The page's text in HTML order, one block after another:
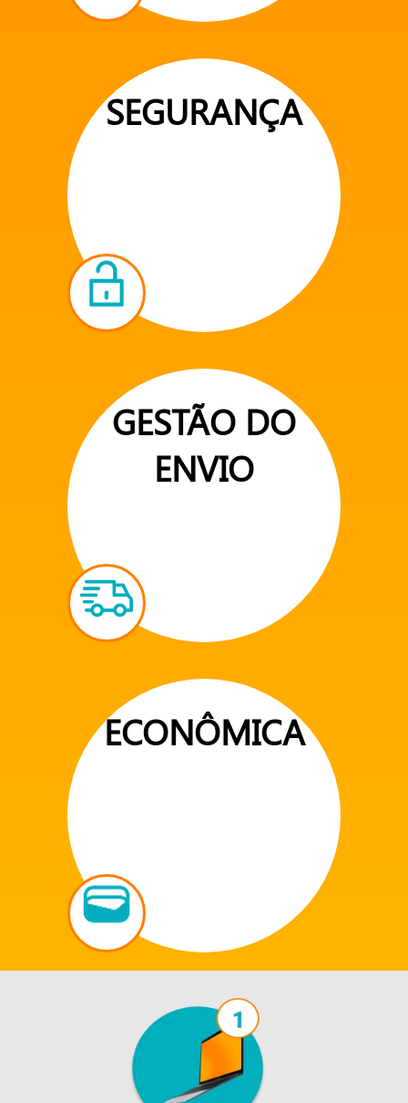
SEGURANÇA
GESTÃO DO
ENVIO
ECONÔMICA